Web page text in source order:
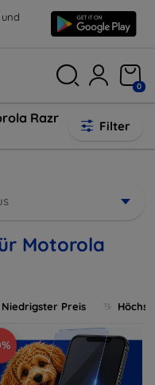
und
0
Razr
Filter
Motorola
Niedrigster Preis